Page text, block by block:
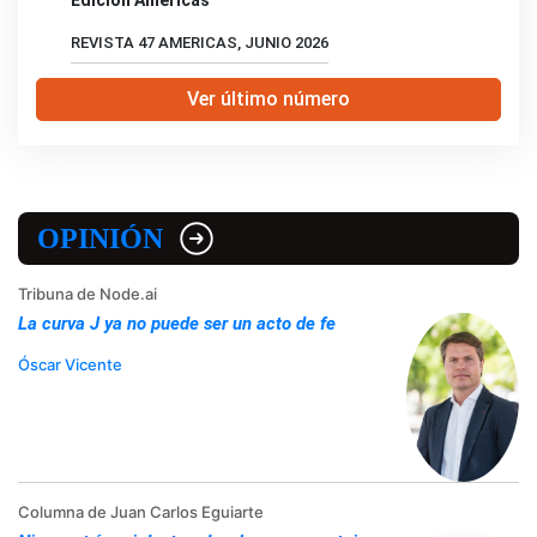
REVISTA 47 AMERICAS, JUNIO 2026
Ver último número
OPINIÓN
Tribuna de Node.ai
La curva J ya no puede ser un acto de fe
Óscar Vicente
Columna de Juan Carlos Eguiarte